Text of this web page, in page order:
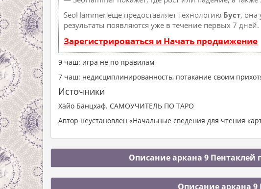
SeoHammer еще предоставляет технологию Буст, она
результаты появляются уже в течение первых 7 дней.
Зарегистрироваться и Начать продвижение
9 чаш: игра не по правилам
7 чаш: недисциплинированность, потакание своим
Источники
Хайо Банцхаф. САМОУЧИТЕЛЬ ПО ТАРО
Автор неустановлен «Начальные сведения для чтения
Описание аркана 9 Пентаклей
Описание аркана